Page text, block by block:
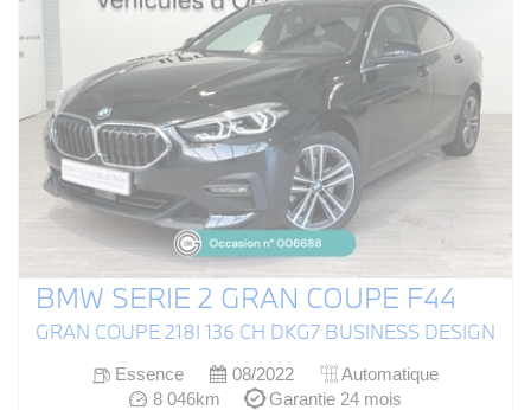
BMW SERIE 2 GRAN COUPE F44
GRAN COUPE 218I 136 CH DKG7 BUSINESS DESIGN
Essence 08/2022
Automatique
8 046km
Garantie 24 mois